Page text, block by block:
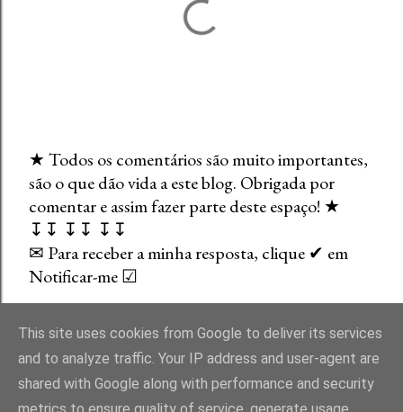
E
n
v
i
a
r
u
m
c
o
★ Todos os comentários são muito importantes,
são o que dão vida a este blog. Obrigada por
comentar e assim fazer parte deste espaço! ★
↧↧ ↧↧ ↧↧
✉ Para receber a minha resposta, clique ✔ em
Notificar-me ☑
Com tecnologia do Blogger
This site uses cookies from Google to deliver its services
and to analyze traffic. Your IP address and user-agent are
shared with Google along with performance and security